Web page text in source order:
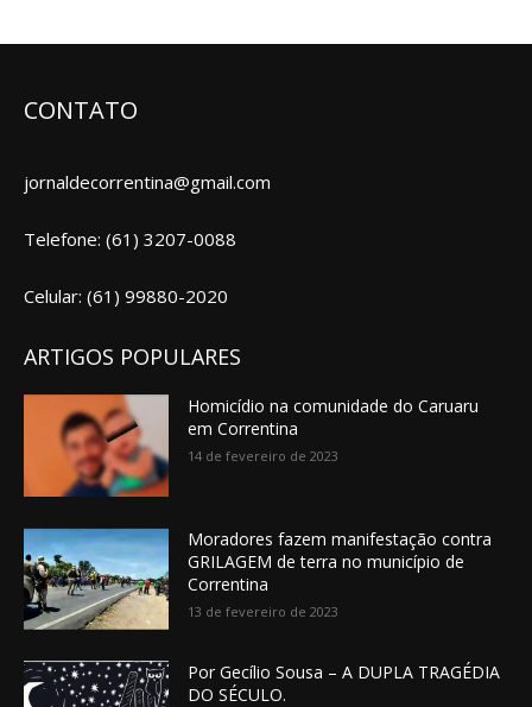
CONTATO
jornaldecorrentina@gmail.com
Telefone: (61) 3207-0088
Celular: (61) 99880-2020
ARTIGOS POPULARES
Homicídio na comunidade do Caruaru
em Correntina
14 de fevereiro de 2023
Moradores fazem manifestação contra
GRILAGEM de terra no município de
Correntina
13 de fevereiro de 2023
Por Gecílio Sousa – A DUPLA TRAGÉDIA
DO SÉCULO.